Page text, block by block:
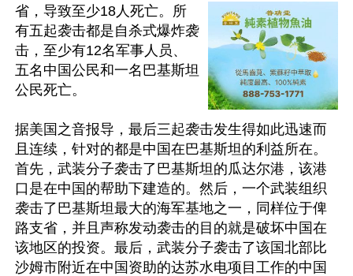
省，导致至少18人死亡。所
有五起袭击都是自杀式爆炸袭
击，至少有12名军事人员、
五名中国公民和一名巴基斯坦
公民死亡。
据美国之音报导，最后三起袭击发生得如此迅速而
且连续，针对的都是中国在巴基斯坦的利益所在。
首先，武装分子袭击了巴基斯坦的瓜达尔港，该港
口是在中国的帮助下建造的。然后，一个武装组织
袭击了巴基斯坦最大的海军基地之一，同样位于俾
路支省，并且声称发动袭击的目的就是破坏中国在
该地区的投资。最后，武装分子袭击了该国北部比
沙姆市附近在中国资助的达苏水电项目工作的中国